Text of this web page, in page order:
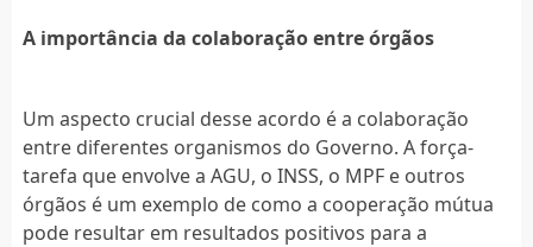
A importância da colaboração entre órgãos
Um aspecto crucial desse acordo é a colaboração
entre diferentes organismos do Governo. A força-
tarefa que envolve a AGU, o INSS, o MPF e outros
órgãos é um exemplo de como a cooperação mútua
pode resultar em resultados positivos para a